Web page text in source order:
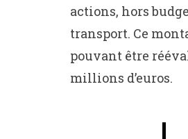
actions, hors
transport. Ce
pouvant être
millions d’euros.